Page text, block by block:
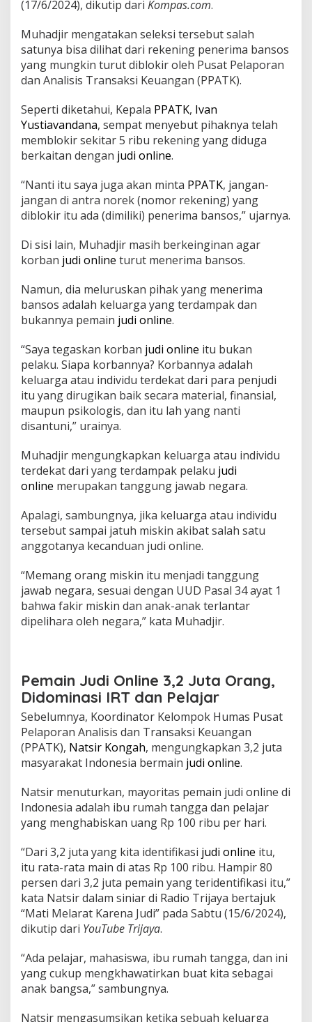
s
y
a
n
a
i
n
J
u
i
O
n
i
n
e
D
l
h
t
L
e
w
a
t
R
k
e
n
g
(17/6/2024), dikutip dari Kompas.com.
Muhadjir mengatakan seleksi tersebut salah
satunya bisa dilihat dari rekening penerima bansos
yang mungkin turut diblokir oleh Pusat Pelaporan
dan Analisis Transaksi Keuangan (PPATK).
Seperti diketahui, Kepala PPATK, Ivan
Yustiavandana, sempat menyebut pihaknya telah
memblokir sekitar 5 ribu rekening yang diduga
berkaitan dengan judi online.
“Nanti itu saya juga akan minta PPATK, jangan-
jangan di antra norek (nomor rekening) yang
diblokir itu ada (dimiliki) penerima bansos,” ujarnya.
Di sisi lain, Muhadjir masih berkeinginan agar
korban judi online turut menerima bansos.
Namun, dia meluruskan pihak yang menerima
bansos adalah keluarga yang terdampak dan
bukannya pemain judi online.
“Saya tegaskan korban judi online itu bukan
pelaku. Siapa korbannya? Korbannya adalah
keluarga atau individu terdekat dari para penjudi
itu yang dirugikan baik secara material, finansial,
maupun psikologis, dan itu lah yang nanti
disantuni,” urainya.
Muhadjir mengungkapkan keluarga atau individu
terdekat dari yang terdampak pelaku judi
online merupakan tanggung jawab negara.
Apalagi, sambungnya, jika keluarga atau individu
tersebut sampai jatuh miskin akibat salah satu
anggotanya kecanduan judi online.
“Memang orang miskin itu menjadi tanggung
jawab negara, sesuai dengan UUD Pasal 34 ayat 1
bahwa fakir miskin dan anak-anak terlantar
dipelihara oleh negara,” kata Muhadjir.
Pemain Judi Online 3,2 Juta Orang,
Didominasi IRT dan Pelajar
Sebelumnya, Koordinator Kelompok Humas Pusat
Pelaporan Analisis dan Transaksi Keuangan
(PPATK), Natsir Kongah, mengungkapkan 3,2 juta
masyarakat Indonesia bermain judi online.
Natsir menuturkan, mayoritas pemain judi online di
Indonesia adalah ibu rumah tangga dan pelajar
yang menghabiskan uang Rp 100 ribu per hari.
“Dari 3,2 juta yang kita identifikasi judi online itu,
itu rata-rata main di atas Rp 100 ribu. Hampir 80
persen dari 3,2 juta pemain yang teridentifikasi itu,”
kata Natsir dalam siniar di Radio Trijaya bertajuk
“Mati Melarat Karena Judi” pada Sabtu (15/6/2024),
dikutip dari YouTube Trijaya.
“Ada pelajar, mahasiswa, ibu rumah tangga, dan ini
yang cukup mengkhawatirkan buat kita sebagai
anak bangsa,” sambungnya.
Natsir mengasumsikan ketika sebuah keluarga